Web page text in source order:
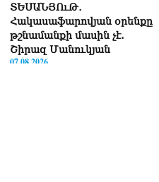
ՏԵՍԱՆՅՈւԹ․
Հակասաֆարովյան օրենքը
թշնամանքի մասին չէ.
Շիրազ Մանուկյան
07.08.2026